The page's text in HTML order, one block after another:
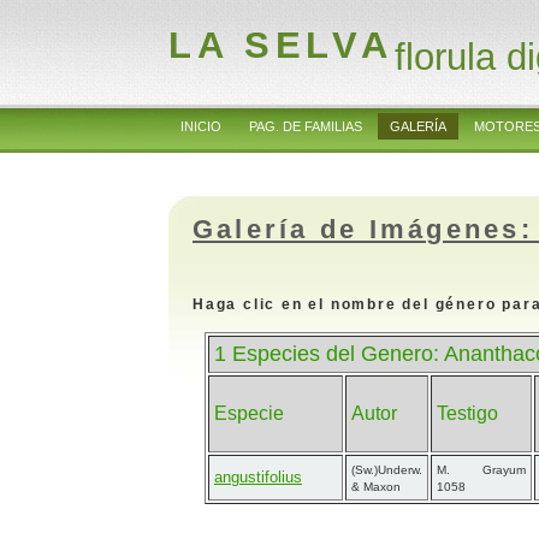
LA SELVAflorula
INICIO PAG. DE FAMILIAS GALERÍA
Galería de
Haga clic en el nombre del género
1 Especies del Genero:
Especie Autor Testigo
angustifolius
(Sw.)Underw.
& Maxon
M. Grayum
1058